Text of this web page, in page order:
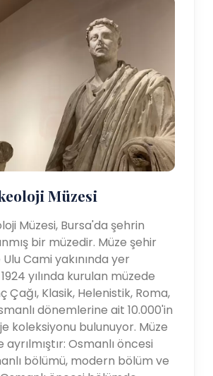
Müzesi
Müzesi, Bursa'da şehrin
bir müzedir. Müze şehir
Cami yakınında yer
yılında kurulan müzede
Çağı, Klasik, Helenistik, Roma,
dönemlerine ait 10.000'in
koleksiyonu bulunuyor. Müze
Osmanlı öncesi
bölümü, modern bölüm ve